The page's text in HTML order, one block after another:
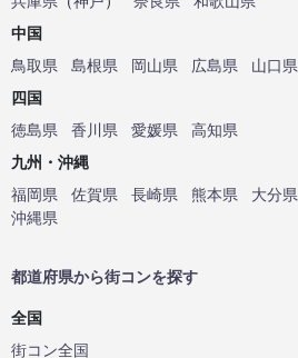
中国
鳥取県
島根県 岡山県 広島県
山口県
四国
徳島県
香川県 愛媛県
高知県
九州・沖縄
福岡県
佐賀県 長崎県 熊本県 大分県
沖縄県
都道府県から街コンを探す
全国
街コン全国